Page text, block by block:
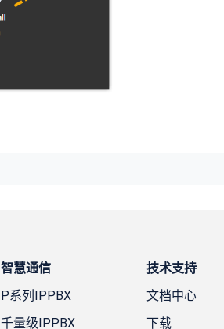
智慧通信
P系列IPPBX
千量级IPPBX
技术支持
文档中心
下载